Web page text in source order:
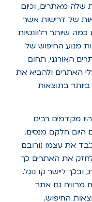
שלה מאתרים, וכיום
של דרישות אשר
שיותר רלוונטיות
מנוע החיפוש של
האורגני, תחום
האתרים ולהביא את
בתוצאות
מקדמים רבים
היום חלקם מנסים.
את עצמו (ורובם
לחזק את האתרים כך
ליישר קו גוגל.
מרוויח גם אתר
החיפוש.